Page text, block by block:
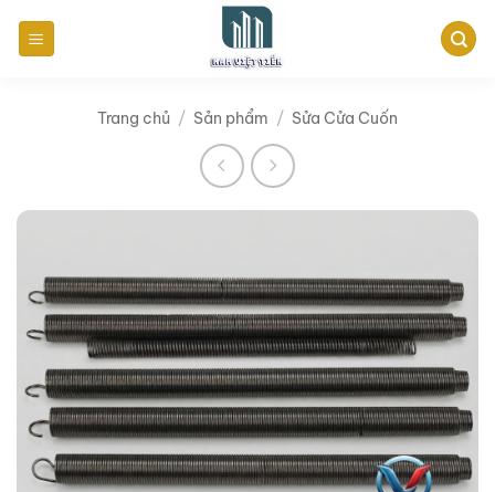
qua
Trang chủ / Sản phẩm / Sửa Cửa Cuốn